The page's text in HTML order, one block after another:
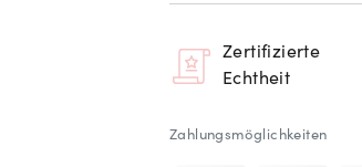
Zertifizierte
Echtheit
Zahlungsmöglichkeiten